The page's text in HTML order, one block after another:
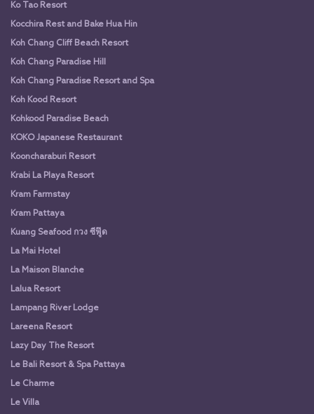
Ko Tao Resort
Kocchira Rest and Bake Hua Hin
Koh Chang Cliff Beach Resort
Koh Chang Paradise Hill
Koh Chang Paradise Resort and Spa
Koh Kood Resort
Kohkood Paradise Beach
KOKO Japanese Restaurant
Kooncharaburi Resort
Krabi La Playa Resort
Kram Farmstay
Kram Pattaya
Kuang Seafood กวง ซีฟู๊ด
La Mai Hotel
La Maison Blanche
Lalua Resort
Lampang River Lodge
Lareena Resort
Lazy Day The Resort
Le Bali Resort & Spa Pattaya
Le Charme
Le Villa